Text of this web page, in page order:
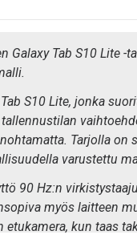
Galaxy Tab S10 Lite -
S10 Lite, jonka
Tarjolla on
varustettu
90 Hz:n
myös laitteen
kun taas